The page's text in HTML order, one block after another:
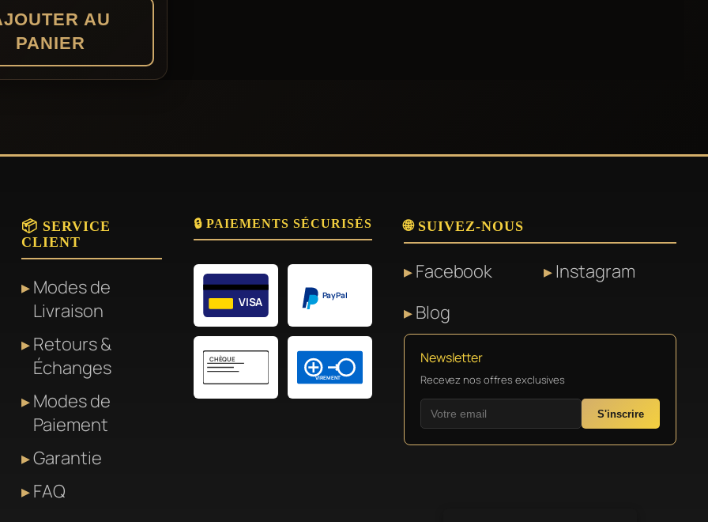
AU
PANIER
📦 SERVICE
CLIENT
Modes de
Livraison
Retours &
Échanges
Modes de
Paiement
Garantie
FAQ
🔒 PAIEMENTS SÉCURISÉS
VISA PayPal
CHÈQUE
VIREMENT
🌐 SUIVEZ-NOUS
Facebook
Instagram
Blog
Newsletter
Recevez nos offres exclusives
S'inscrire